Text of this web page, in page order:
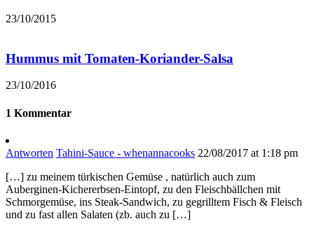
23/10/2015
Hummus mit Tomaten-Koriander-Salsa
23/10/2016
1 Kommentar
Antworten Tahini-Sauce - whenannacooks 22/08/2017 at 1:18 pm
[…] zu meinem türkischen Gemüse , natürlich auch zum
Auberginen-Kichererbsen-Eintopf, zu den Fleischbällchen mit
Schmorgemüse, ins Steak-Sandwich, zu gegrilltem Fisch & Fleisch
und zu fast allen Salaten (zb. auch zu […]